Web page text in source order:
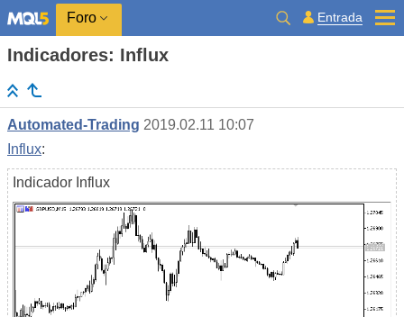
Foro Entrada
Indicadores: Influx
Automated-Trading 2019.02.11 10:07
Influx:
Indicador Influx